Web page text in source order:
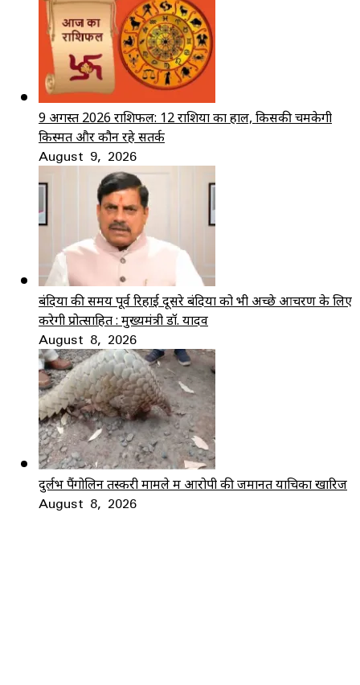
9 अगस्त 2026 राशिफल: 12 राशियों का हाल, किसकी चमकेगी
किस्मत और कौन रहे सतर्क
August 9, 2026
बंदियों की समय पूर्व रिहाई दूसरे बंदियों को भी अच्छे आचरण के लिए
करेगी प्रोत्साहित : मुख्यमंत्री डॉ. यादव
August 8, 2026
दुर्लभ पैंगोलिन तस्करी मामले में आरोपी की जमानत याचिका खारिज
August 8, 2026